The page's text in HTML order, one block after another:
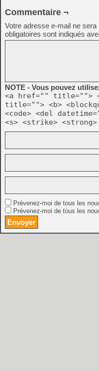
Commentaire ¬
Votre adresse e-mail ne sera
obligatoires sont indiqués
NOTE - Vous pouvez
<a href="" title="">
title=""> <b>
<code> <del
<s> <strike> <strong>
Prévenez-moi de tous les
Prévenez-moi de tous les